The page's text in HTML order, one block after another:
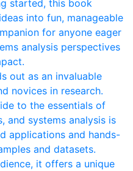
started, this book
into fun, manageable
for anyone eager
analysis perspectives
out as an invaluable
novices in research.
to the essentials of
and systems analysis is
applications and hands-
and datasets.
it offers a unique